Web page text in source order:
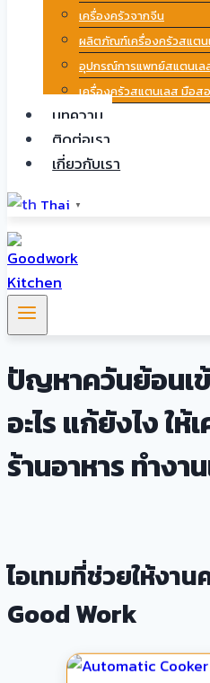
เครื่องครัวจากจีน
ผลิตภัณฑ์เครื่องครัวสแตน
อุปกรณ์การแพทย์สแตนเล
เครื่องครัวสแตนเลส มือส
บทความ
ติดต่อเรา
เกี่ยวกับเรา
Thai ▼
ปัญหาควันย้อนเ
อะไร แก้ยังไง ใ
ร้านอาหาร ทำงาน
ไอเทมที่ช่วยให้งา
Good Work